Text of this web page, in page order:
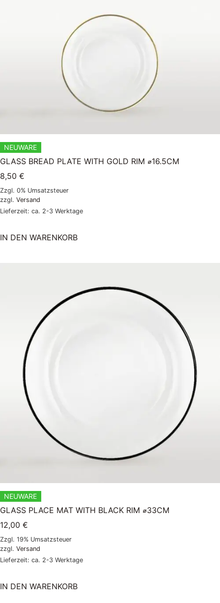
NEUWARE
GLASS BREAD PLATE WITH GOLD RIM ⌀16.5CM
8,50 €
Zzgl. 0% Umsatzsteuer
zzgl. Versand
Lieferzeit: ca. 2-3 Werktage
IN DEN WARENKORB
NEUWARE
GLASS PLACE MAT WITH BLACK RIM ⌀33CM
12,00 €
Zzgl. 19% Umsatzsteuer
zzgl. Versand
Lieferzeit: ca. 2-3 Werktage
IN DEN WARENKORB